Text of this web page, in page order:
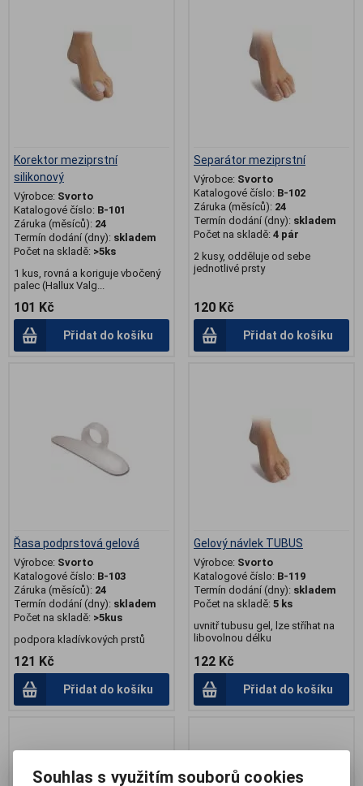
Korektor meziprstní
silikonový
Výrobce: Svorto
Katalogové číslo: B-101
Záruka (měsíců): 24
Termín dodání (dny): skladem
Počet na skladě: >5ks
1 kus, rovná a koriguje vbočený
palec (Hallux Valg...
101 Kč
Přidat do košíku
Separátor meziprstní
Výrobce: Svorto
Katalogové číslo: B-102
Záruka (měsíců): 24
Termín dodání (dny): skladem
Počet na skladě: 4 pár
2 kusy, odděluje od sebe
jednotlivé prsty
120 Kč
Přidat do košíku
Řasa podprstová gelová
Výrobce: Svorto
Katalogové číslo: B-103
Záruka (měsíců): 24
Termín dodání (dny): skladem
Počet na skladě: >5kus
podpora kladívkových prstů
121 Kč
Přidat do košíku
Gelový návlek TUBUS
Výrobce: Svorto
Katalogové číslo: B-119
Termín dodání (dny): skladem
Počet na skladě: 5 ks
uvnitř tubusu gel, lze stříhat na
libovolnou délku
122 Kč
Přidat do košíku
Souhlas s využitím souborů cookies